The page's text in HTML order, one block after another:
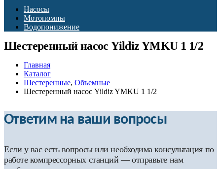
Насосы
Мотопомпы
Водопонижение
Шестеренный насос Yildiz YMKU 1 1/2
Главная
Каталог
Шестеренные, Объемные
Шестеренный насос Yildiz YMKU 1 1/2
Ответим на ваши вопросы
Если у вас есть вопросы или необходима консультация по
работе компрессорных станций — отправьте нам